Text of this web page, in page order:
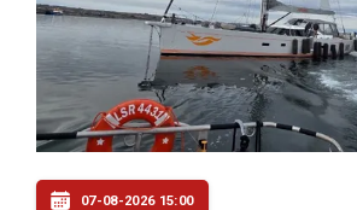
07-08-2026 15:00